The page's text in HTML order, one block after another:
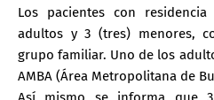
Los pacientes con
adultos y 3 (tres) menores,
grupo familiar. Uno de los
AMBA (Área Metropolitana de